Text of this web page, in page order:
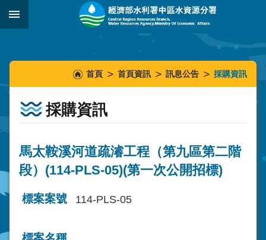
跳到主要內容區塊
::::::
首頁 首頁資訊 訊息公告 採購資訊
採購資訊
馬太鞍溪河道疏濬工程（第九區第二階
段）(114-PLS-05)(第一次公開招標)
標案案號 114-PLS-05